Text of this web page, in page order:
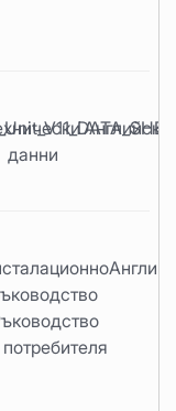
данни
Английски